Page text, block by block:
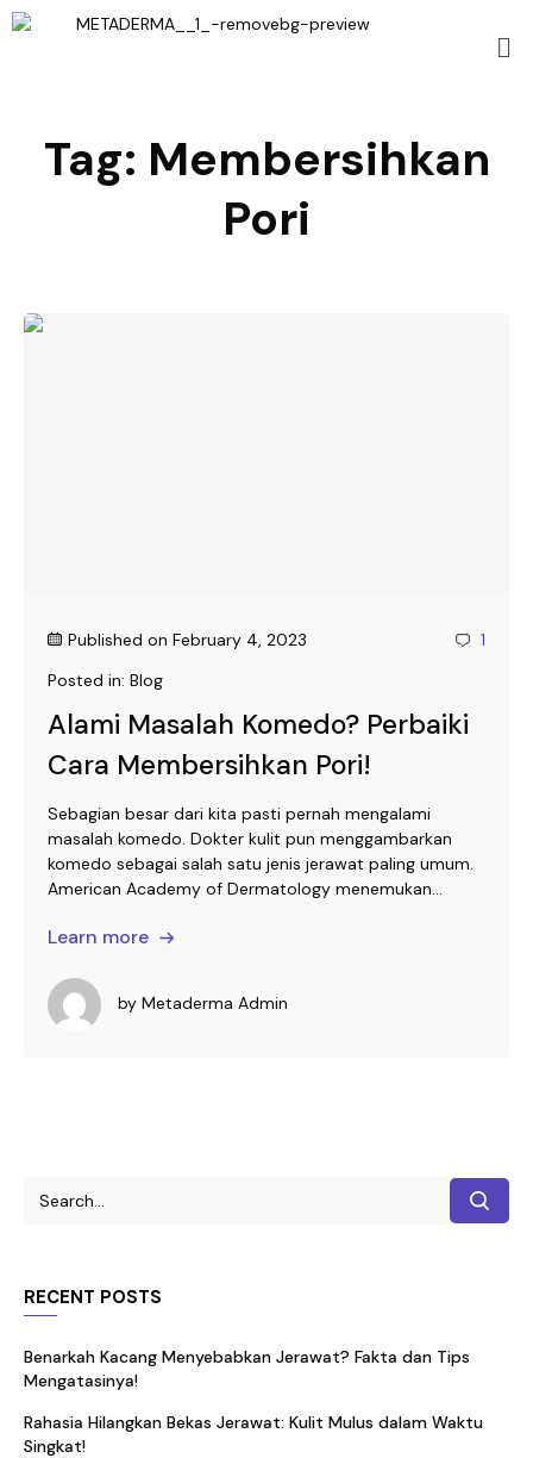
Tag: Membersihkan
Pori
Published on February 4, 2023
1
Posted in: Blog
Alami Masalah Komedo? Perbaiki
Cara Membersihkan Pori!
Sebagian besar dari kita pasti pernah mengalami
masalah komedo. Dokter kulit pun menggambarkan
komedo sebagai salah satu jenis jerawat paling umum.
American Academy of Dermatology menemukan...
Learn more
by Metaderma Admin
RECENT POSTS
Benarkah Kacang Menyebabkan Jerawat? Fakta dan Tips
Mengatasinya!
Rahasia Hilangkan Bekas Jerawat: Kulit Mulus dalam Waktu
Singkat!